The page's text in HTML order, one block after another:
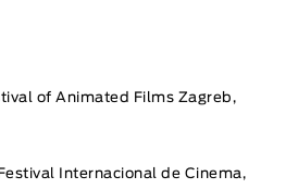
of Animated Films Zagreb,
Internacional de Cinema,